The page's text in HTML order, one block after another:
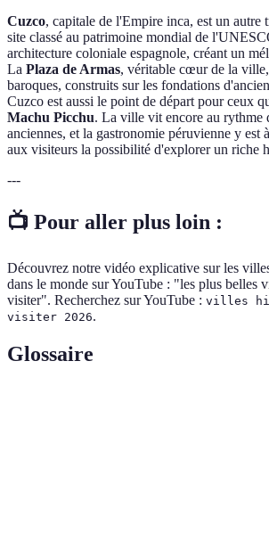
Cuzco, capitale de l'Empire inca, est un autre
site classé au patrimoine mondial de
architecture coloniale espagnole, créant un
La Plaza de Armas, véritable cœur de la
baroques, construits sur les fondations
Cuzco est aussi le point de départ pour ceux
Machu Picchu. La ville vit encore au rythme
anciennes, et la gastronomie péruvienne y est
aux visiteurs la possibilité d'explorer un riche
---
📺 Pour aller plus loin :
Découvrez notre vidéo explicative sur les
dans le monde sur YouTube : "les plus belles
visiter". Recherchez sur YouTube : villes
visiter 2026.
Glossaire